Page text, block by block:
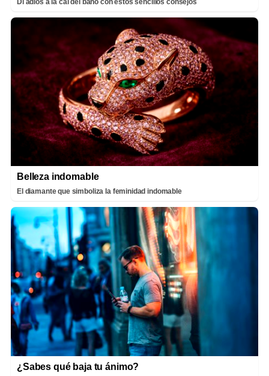
Di adiós a la cal del baño con estos sencillos consejos
Belleza indomable
El diamante que simboliza la feminidad indomable
¿Sabes qué baja tu ánimo?